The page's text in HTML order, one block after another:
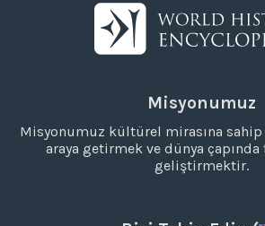
Misyonumuz
Misyonumuz kültürel mirasına sahip
araya getirmek ve dünya
geliştirmektir.